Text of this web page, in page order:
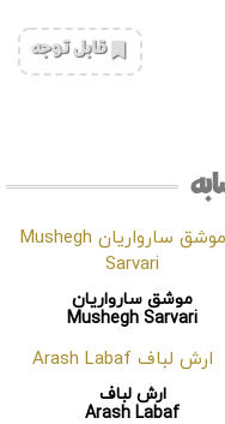
‌قابل توجه
موشق سارواریان
Mushegh Sarvari
ارش لباف
Arash Labaf